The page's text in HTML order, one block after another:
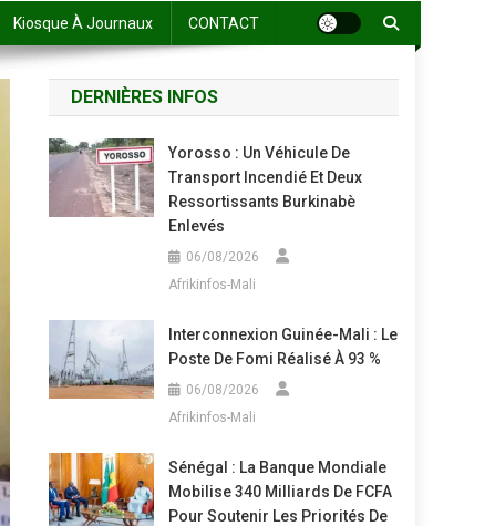
Kiosque À Journaux CONTACT
DERNIÈRES INFOS
Yorosso : Un Véhicule De
Transport Incendié Et Deux
Ressortissants Burkinabè
Enlevés
06/08/2026
Afrikinfos-Mali
Interconnexion Guinée-Mali : Le
Poste De Fomi Réalisé À 93 %
06/08/2026
Afrikinfos-Mali
Sénégal : La Banque Mondiale
Mobilise 340 Milliards De FCFA
Pour Soutenir Les Priorités De